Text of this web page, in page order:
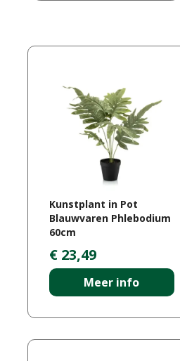
Kunstplant in Pot
Blauwvaren Phlebodium
60cm
€ 23,49
Meer info